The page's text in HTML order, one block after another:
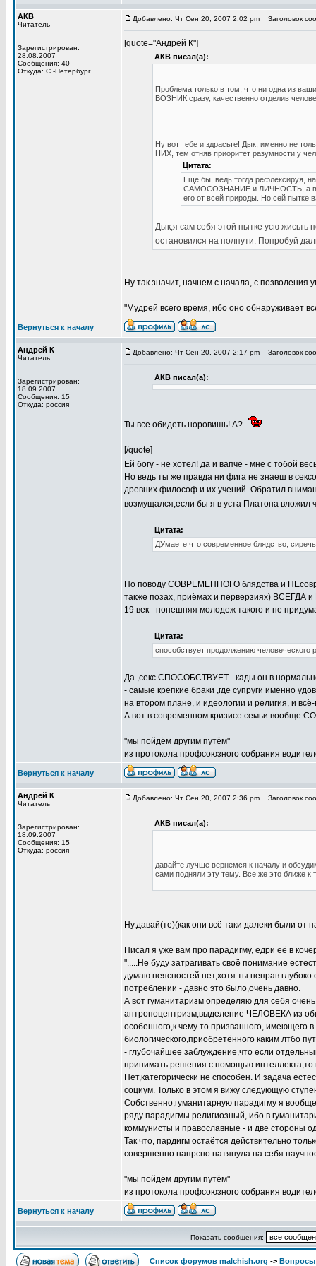
АКВ
Читатель
Зарегистрирован:
28.08.2007
Сообщения: 40
Откуда: С.-Петербург
Добавлено: Чт Сен 20, 2007 2:02 pm Заголовок
[quote="Андрей К"]
АКВ писал(а):
Проблема только в том, что ни одна из
ВОЗНИК сразу, качественно отделив
Ну вот тебе и здрасьте! Дык, именно не
НИХ, тем отняв приоритет разумности у
Цитата:
Еще бы, ведь тогда рефлексируя,
САМОСОЗНАНИЕ и ЛИЧНОСТЬ, а
его от всей природы. Но сей пытке
Дык,я сам себя этой пытке усю жисьть
остановился на полпути. Попробуй
Ну так значит, начнем с начала, с
"Мудрей всего время, ибо оно обнаруживает
Вернуться к началу
Андрей К
Читатель
Зарегистрирован:
18.09.2007
Сообщения: 15
Откуда: россия
Добавлено: Чт Сен 20, 2007 2:17 pm Заголовок
АКВ писал(а):
Ты все обидеть норовишь! А?
[/quote]
Ей богу - не хотел! да и вапче - мне с тобой
Но ведь ты же правда ни фига не знаеш в
древних философ и их учений. Обратил
возмущался,если бы я в уста Платона вложил
Цитата:
ДУмаете что современное блядство,
По поводу СОВРЕМЕННОГО блядства и
также позах, приёмах и перверзиях) ВСЕГДА и
19 век - нонешняя молодеж такого и не
Цитата:
способствует продолжению
Да ,секс СПОСОБСТВУЕТ - кады он в
- самые крепкие браки ,где супруги именно
на втором плане, и идеологии и религия, и всё-
А вот в современном кризисе семьи вообще
"мы пойдём другим путём"
из протокола профсоюзного собрания
Вернуться к началу
Андрей К
Читатель
Зарегистрирован:
18.09.2007
Сообщения: 15
Откуда: россия
Добавлено: Чт Сен 20, 2007 2:36 pm Заголовок
АКВ писал(а):
давайте лучше вернемся к началу и
сами подняли эту тему. Все же это ближе к
Ну,давай(те)(как они всё таки далеки были от
Писал я уже вам про парадигму, едри её в
".....Не буду затрагивать своё понимание
думаю неясностей нет,хотя ты неправ
потреблении - давно это было,очень давно.
А вот гуманитаризм определяю для себя очень
антропоцентризм,выделение ЧЕЛОВЕКА из
особенного,к чему то призванного, имеющего
биологического,приобретённого каким лтбо
- глубочайшее заблуждение,что если
принимать решения с помощью интеллекта,то
Нет,категорически не способен. И задача
социум. Только в этом я вижу следующую
Собственно,гуманитарную парадигму я
ряду парадигмы религиозный, ибо в
коммунисты и православные - и две стороны
Так что, пардигм остаётся действительно
совершенно напрсно натянула на себя
"мы пойдём другим путём"
из протокола профсоюзного собрания
Вернуться к началу
Показать сообщения:
Список форумов malchish.org -> Вопросы